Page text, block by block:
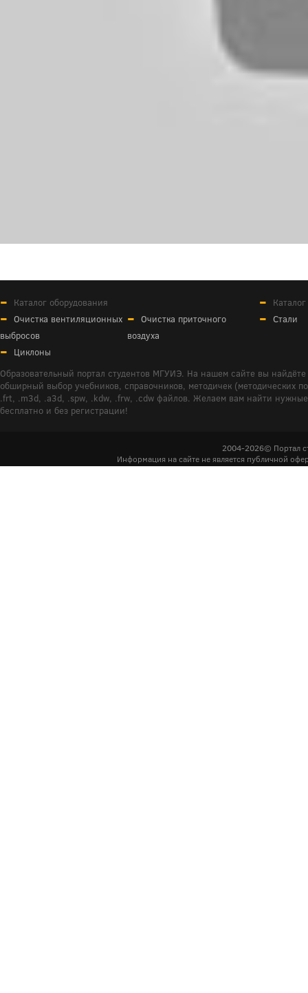
Каталог оборудования
Очистка вентиляционных
выбросов
Очистка приточного
воздуха
Циклоны
Стали
Образовательный портал студентов МГУИЭ. На нашем сайте вы
обширный выбор учебников, справочников, методичек (методических
.frt, .m3d, .a3d, .spw, .kdw, .frw, .cdw файлов. Желаем вам найти
бесплатно и без регистрации!
2004-2026© Портал
Информация на сайте не является публичной